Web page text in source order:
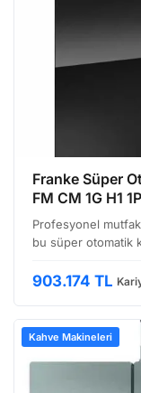
Franke Süper
FM CM 1G H1 1P
Profesyonel
bu süper otomatik
1G H1 1P modeli,
903.174 TL
Kahve Makineleri